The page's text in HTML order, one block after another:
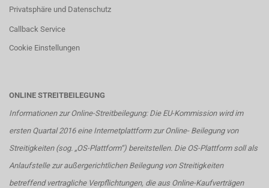
Privatsphäre und Datenschutz
Callback Service
Cookie Einstellungen
ONLINE STREITBEILEGUNG
Informationen zur Online-Streitbeilegung: Die EU-Kommission wird im
ersten Quartal 2016 eine Internetplattform zur Online- Beilegung von
Streitigkeiten (sog. „OS-Plattform“) bereitstellen. Die OS-Plattform soll als
Anlaufstelle zur außergerichtlichen Beilegung von Streitigkeiten
betreffend vertragliche Verpflichtungen, die aus Online-Kaufverträgen